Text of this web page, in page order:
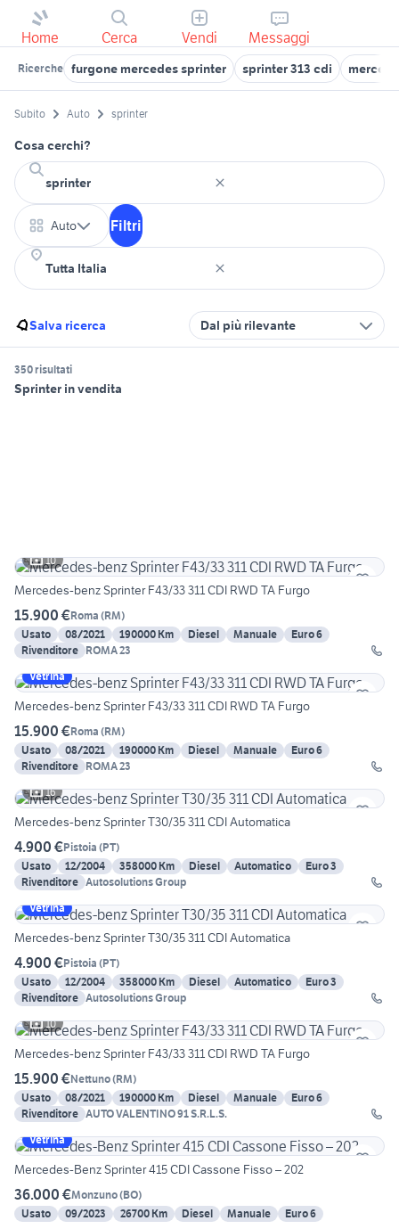
Home Cerca Vendi Messaggi
Ricerche furgone mercedes sprinter sprinter 313 cdi
Subito Auto sprinter
Cosa cerchi?
Auto Filtri
Salva ricerca Dal più rilevante
350 risultati
Sprinter in vendita
10
Mercedes-benz Sprinter F43/33 311 CDI RWD TA Furgo
15.900 €Roma (RM)
Usato
08/2021 190000 Km Diesel Manuale
Euro 6
Rivenditore ROMA 23
Vetrina
Mercedes-benz Sprinter F43/33 311 CDI RWD TA Furgo
15.900 €Roma (RM)
Usato
08/2021 190000 Km Diesel Manuale
Euro 6
Rivenditore ROMA 23
16
Mercedes-benz Sprinter T30/35 311 CDI Automatica
4.900 €Pistoia (PT)
Usato
12/2004 358000 Km Diesel Automatico
Euro 3
Rivenditore Autosolutions Group
Vetrina
Mercedes-benz Sprinter T30/35 311 CDI Automatica
4.900 €Pistoia (PT)
Usato
12/2004 358000 Km Diesel Automatico
Euro 3
Rivenditore Autosolutions Group
10
Mercedes-benz Sprinter F43/33 311 CDI RWD TA Furgo
15.900 €Nettuno(RM)
Usato
08/2021 190000 Km Diesel Manuale
Euro 6
Rivenditore AUTO VALENTINO 91 S.R.L.S.
Vetrina
Mercedes-Benz Sprinter 415 CDI Cassone Fisso – 202
36.000 €Monzuno(BO)
Usato
09/2023 26700 Km Diesel Manuale Euro 6